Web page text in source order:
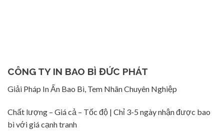
CÔNG TY IN BAO BÌ ĐỨC PHÁT
Giải Pháp In Ấn Bao Bì, Tem Nhãn Chuyên Nghiệp
Chất lượng – Giá cả – Tốc độ | Chỉ 3-5 ngày nhận được bao
bì với giá cạnh tranh